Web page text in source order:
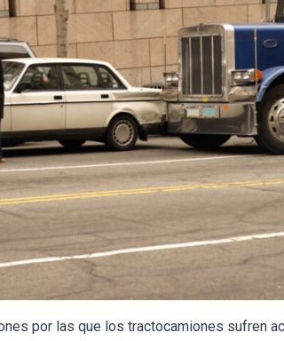
por las que los tractocamiones sufren